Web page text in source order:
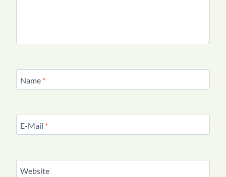
Name *
E-Mail *
Website